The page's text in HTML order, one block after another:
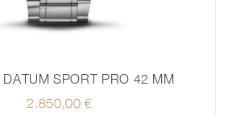
DATUM SPORT PRO 42 MM
2.850,00€